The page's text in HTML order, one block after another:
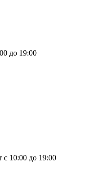
до 19:00
10:00 до 19:00